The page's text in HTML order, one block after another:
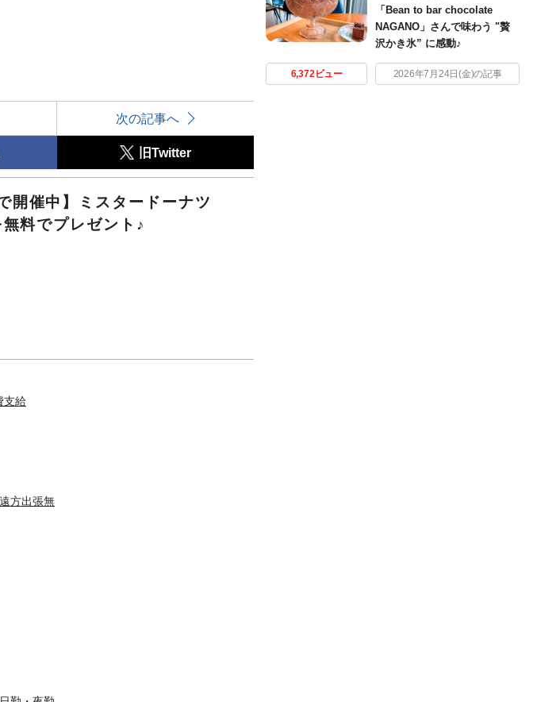
次の記事へ
旧Twitter
開催中】ミスタードーナツ
料でプレゼント♪
支給
方出張無
「Bean to bar chocolate
NAGANO」さんで味わう "贅
沢かき氷” に感動♪
6,372ビュー 2026年7月24日(金)の記事